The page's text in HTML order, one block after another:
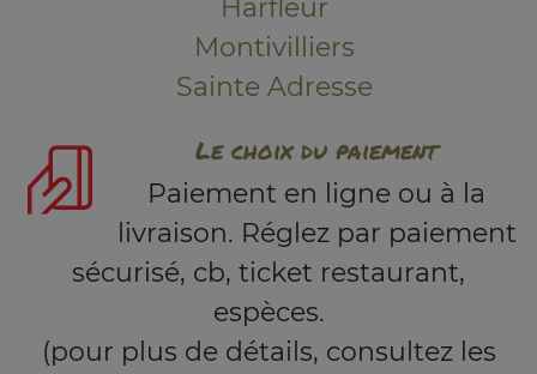
Harfleur
Montivilliers
Sainte Adresse
Le choix du paiement
Paiement en ligne ou à la
livraison. Réglez par paiement
sécurisé, cb, ticket restaurant,
espèces.
(pour plus de détails, consultez les